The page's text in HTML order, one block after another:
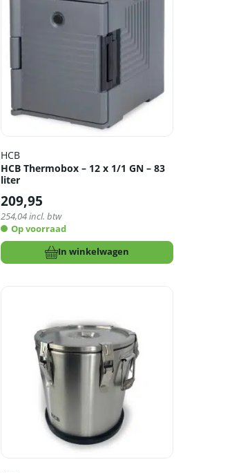
HCB
HCB Thermobox – 12 x 1/1 GN – 83
liter
209,95
254,04incl. btw
Op voorraad
In winkelwagen